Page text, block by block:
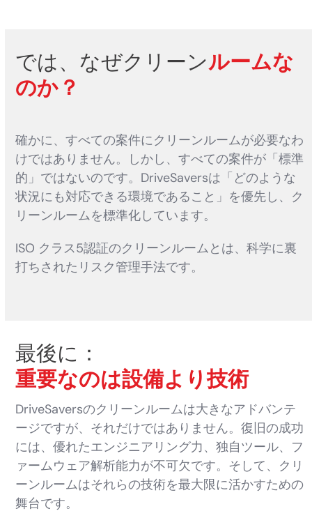
では、なぜクリーンルームな
のか？
確かに、すべての案件にクリーンルームが必要なわ
けではありません。しかし、すべての案件が「標準
的」ではないのです。DriveSaversは「どのような
状況にも対応できる環境であること」を優先し、ク
リーンルームを標準化しています。
ISO クラス5認証のクリーンルームとは、科学に裏
打ちされたリスク管理手法です。
最後に：
重要なのは設備より技術
DriveSaversのクリーンルームは大きなアドバンテ
ージですが、それだけではありません。復旧の成功
には、優れたエンジニアリング力、独自ツール、フ
ァームウェア解析能力が不可欠です。そして、クリ
ーンルームはそれらの技術を最大限に活かすための
舞台です。